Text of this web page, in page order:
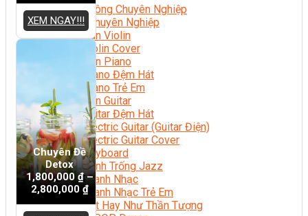
Nhạc Công Chuyên Nghiệp
Ca Sĩ Chuyên Nghiệp
Học Đàn Violin
Học Violin Cover
Học Đàn Piano
Học Piano Đệm Hát
Học Piano Trẻ Em
Học Đàn Guitar
Học Guitar Đệm Hát
Học Electric Guitar (Guitar Điện)
Học Electric Guitar Cover
Học Keyboard
Học Đánh Trống Jazz
Học Thanh Nhạc
Học Thanh Nhạc Trẻ Em
Học Hát Hay Như Thần Tượng
XEM NGAY!!!
Chuyên Đề
Detox
1,800,000₫–
2,800,000 ₫